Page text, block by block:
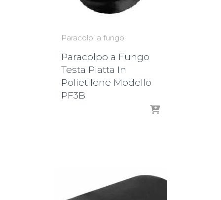
Paracolpi a fungo
Paracolpo a Fungo
Testa Piatta In
Polietilene Modello
PF3B